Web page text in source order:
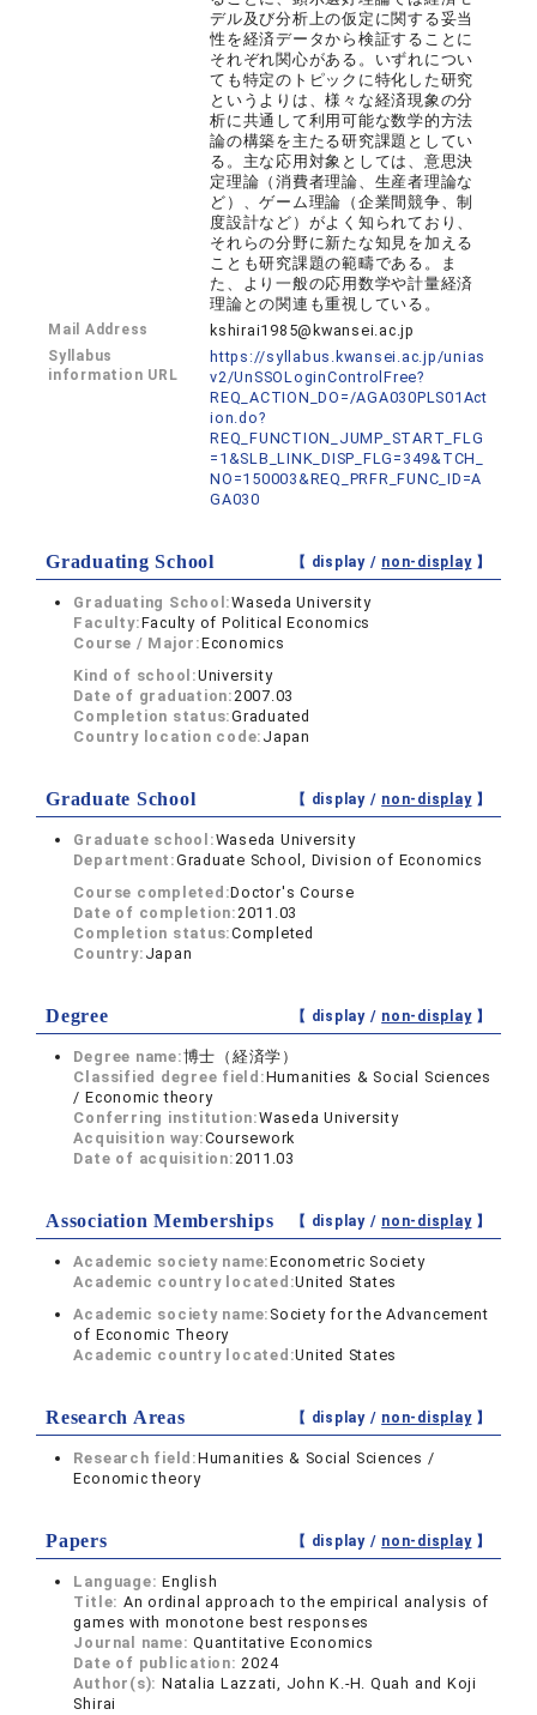
デル及び分析上の仮定に関する妥当
性を経済データから検証することに
それぞれ関心がある。いずれについ
ても特定のトピックに特化した研究
というよりは、様々な経済現象の分
析に共通して利用可能な数学的方法
論の構築を主たる研究課題としてい
る。主な応用対象としては、意思決
定理論（消費者理論、生産者理論な
ど）、ゲーム理論（企業間競争、制
度設計など）がよく知られており、
それらの分野に新たな知見を加える
ことも研究課題の範疇である。ま
た、より一般の応用数学や計量経済
理論との関連も重視している。
Mail Address kshirai1985@kwansei.ac.jp
Syllabus
information URL
https://syllabus.kwansei.ac.jp/unias
v2/UnSSOLoginControlFree?
REQ_ACTION_DO=/AGA030PLS01Act
ion.do?
REQ_FUNCTION_JUMP_START_FLG
=1&SLB_LINK_DISP_FLG=349&TCH_
NO=150003&REQ_PRFR_FUNC_ID=A
GA030
Graduating School 【 display / non-display】
Graduating School:Waseda University
Faculty:Faculty of Political Economics
Course / Major:Economics
Kind of school:University
Date of graduation:2007.03
Completion status:Graduated
Country location code: Japan
Graduate School 【 display / non-display】
Graduate school:Waseda University
Department:Graduate School, Division of Economics
Course completed:Doctor's Course
Date of completion:2011.03
Completion status:Completed
Country: Japan
Degree 【 display / non-display】
Degree name:博士（経済学）
Classified degree field:Humanities & Social Sciences
/ Economic theory
Conferring institution:Waseda University
Acquisition way:Coursework
Date of acquisition:2011.03
Association Memberships 【 display / non-display】
Academic society name:Econometric Society
Academic country located:United States
Academic society name: Society for the Advancement
of Economic Theory
Academic country located:United States
Research Areas 【 display / non-display】
Research field:Humanities & Social Sciences /
Economic theory
Papers 【 display / non-display】
Language:English
Title: An ordinal approach to the empirical analysis of
games with monotone best responses
Journal name:Quantitative Economics
Date of publication:2024
Author(s): Natalia Lazzati, John K.-H. Quah and Koji
Shirai